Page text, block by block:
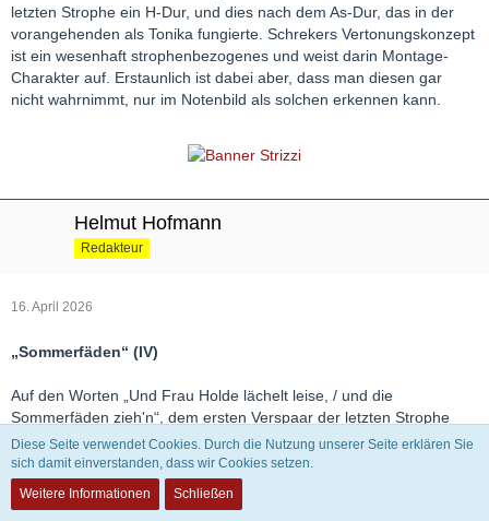
letzten Strophe ein H-Dur, und dies nach dem As-Dur, das in der
vorangehenden als Tonika fungierte. Schrekers Vertonungskonzept
ist ein wesenhaft strophenbezogenes und weist darin Montage-
Charakter auf. Erstaunlich ist dabei aber, dass man diesen gar
nicht wahrnimmt, nur im Notenbild als solchen erkennen kann.
Helmut Hofmann
Redakteur
16. April 2026
„Sommerfäden“ (IV)
Auf den Worten „Und Frau Holde lächelt leise, / und die
Sommerfäden zieh'n“, dem ersten Verspaar der letzten Strophe
also, beschreibt die melodische Linie die gleiche Bewegung wie auf
jenem der ersten. Auch der Klaviersatz ist identisch. Mit dieser
Anbindung der Liedmusik an den Anfang intensiviert Schreker ihre
innere Geschlossenheit. Die Worte „ihre rätselvolle Reise“
Diese Seite verwendet Cookies. Durch die Nutzung unserer Seite erklären Sie
sich damit einverstanden, dass wir Cookies setzen.
Weitere Informationen
Schließen